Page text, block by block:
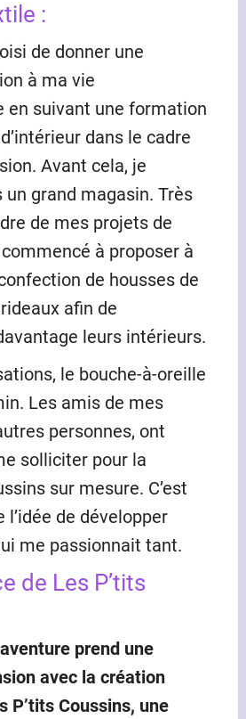
:
de donner une
à ma vie
en suivant une formation
dans le cadre
Avant cela, je
grand magasin. Très
de mes projets de
à proposer à
de housses de
afin de
leurs intérieurs.
le bouche-à-oreille
Les amis de mes
personnes, ont
solliciter pour la
sur mesure. C’est
l’idée de développer
me passionnait tant.
de Les P’tits
prend une
avec la création
P’tits Coussins, une